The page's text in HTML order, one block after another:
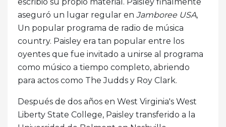
aseguró un lugar regular en Jamboree USA,
Un popular programa de radio de música
country. Paisley era tan popular entre los
oyentes que fue invitado a unirse al programa
como músico a tiempo completo, abriendo
para actos como The Judds y Roy Clark.
Después de dos años en West Virginia's West
Liberty State College, Paisley transferido a la